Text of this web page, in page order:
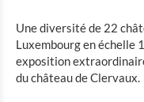
Cultural &
Countrylife museum
Une diversité de 22
Luxembourg en échelle
exposition
du château de Clervaux.